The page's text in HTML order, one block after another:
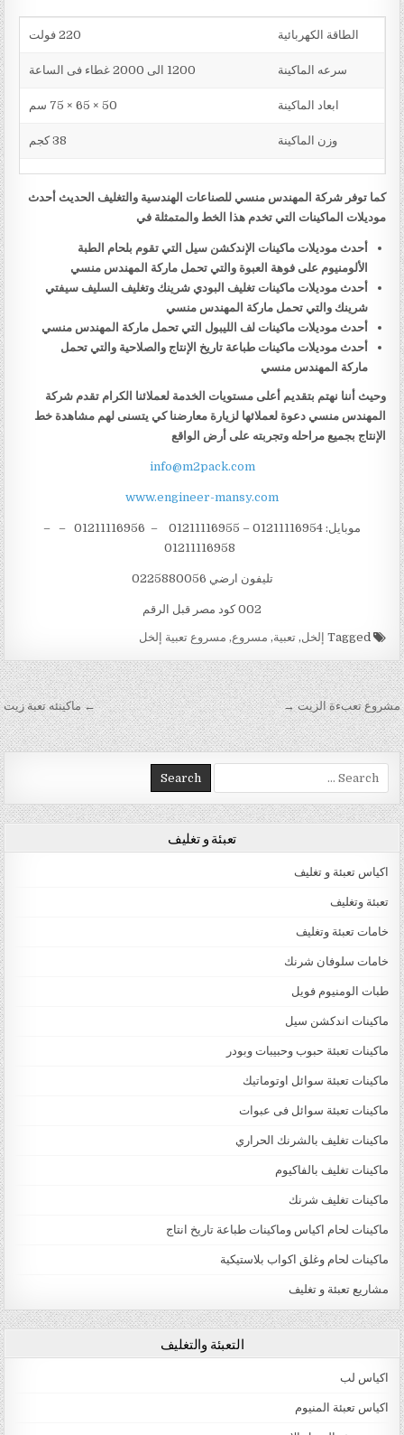
الطاقة الكهربائية 220 فولت
سرعه الماكينة 1200 الى 2000 غطاء فى الساعة
ابعاد الماكينة 50 × 65 × 75 سم
وزن الماكينة 38 كجم
كما توفر شركة المهندس منسي للصناعات الهندسية والتغليف الحديث أحدث
موديلات الماكينات التي تخدم هذا الخط والمتمثلة في
أحدث موديلات ماكينات الإندكشن سيل التي تقوم بلحام الطبة
الألومنيوم على فوهة العبوة والتي تحمل ماركة المهندس منسي
أحدث موديلات ماكينات تغليف البودي شرينك وتغليف السليف سيفتي
شرينك والتي تحمل ماركة المهندس منسي
أحدث موديلات ماكينات لف الليبول التي تحمل ماركة المهندس منسي
أحدث موديلات ماكينات طباعة تاريخ الإنتاج والصلاحية والتي تحمل
ماركة المهندس منسي
وحيث أننا نهتم بتقديم أعلى مستويات الخدمة لعملائنا الكرام تقدم شركة
المهندس منسي دعوة لعملائها لزيارة معارضنا كي يتسنى لهم مشاهدة خط
الإنتاج بجميع مراحله وتجربته على أرض الواقع
info@m2pack.com
www.engineer-mansy.com
موبايل: 01211116954 – 01211116955 – 01211116956 – –
تليفون ارضي 0225880056
002 كود مصر قبل الرقم
Tagged إلخل,تعبية, مسروع, مسروع تعبية إلخل
تصفّح المقالات ← ماكينئه تعبة زيت مشروع تعبءة الزيت →
Search for:
تعبئة و تغليف
اكياس تعبئة و تغليف
تعبئة وتغليف
خامات تعبئة وتغليف
خامات سلوفان شرنك
طبات الومنيوم فويل
ماكينات اندكشن سيل
ماكينات تعبئة حبوب وحبيبات وبودر
ماكينات تعبئة سوائل اوتوماتيك
ماكينات تعبئة سوائل فى عبوات
ماكينات تغليف بالشرنك الحراري
ماكينات تغليف بالفاكيوم
ماكينات تغليف شرنك
ماكينات لحام اكياس وماكينات طباعة تاريخ انتاج
ماكينات لحام وغلق اكواب بلاستيكية
مشاريع تعبئة و تغليف
التعبئة والتغليف
اكياس لب
اكياس تعبئة المنيوم